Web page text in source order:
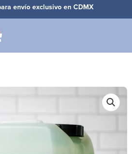
envío exclusivo en CDMX